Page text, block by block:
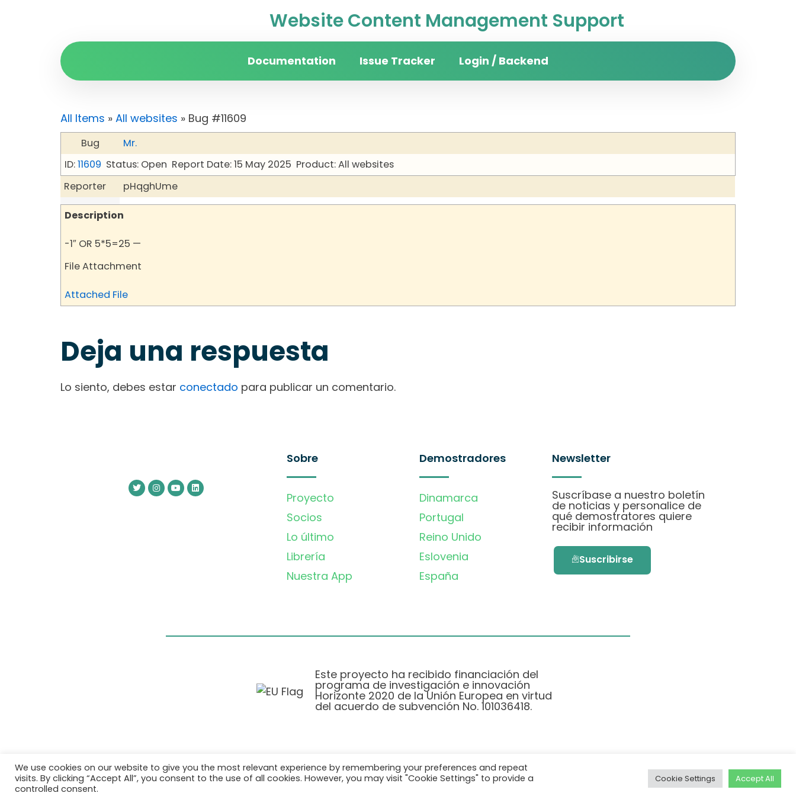
Website Content Management Support
Documentation Issue Tracker Login / Backend
All Items » All websites » Bug #11609
Bug
Mr.
ID:11609 Status: Open Report Date: 15 May 2025 Product: All websites
Reporter
pHqghUme
Description
-1″ OR 5*5=25 —
File Attachment
Attached File
Deja una respuesta
Lo siento, debes estar conectado para publicar un comentario.
Sobre
Proyecto
Socios
Lo último
Librería
Nuestra App
Demostradores
Dinamarca
Portugal
Reino Unido
Eslovenia
España
Newsletter
Suscríbase a nuestro boletín
de noticias y personalice de
qué demostratores quiere
recibir información
Suscribirse
Este proyecto ha recibido financiación del
programa de investigación e innovación
Horizonte 2020 de la Unión Europea en virtud
del acuerdo de subvención No. 101036418.
Política de Privacidad|Cookie Policy
© 2026 AURORA
We use cookies on our website to give you the most relevant experience by remembering your preferences and repeat
visits. By clicking “Accept All”, you consent to the use of all cookies. However, you may visit "Cookie Settings" to provide a
controlled consent.
Cookie Settings Accept All